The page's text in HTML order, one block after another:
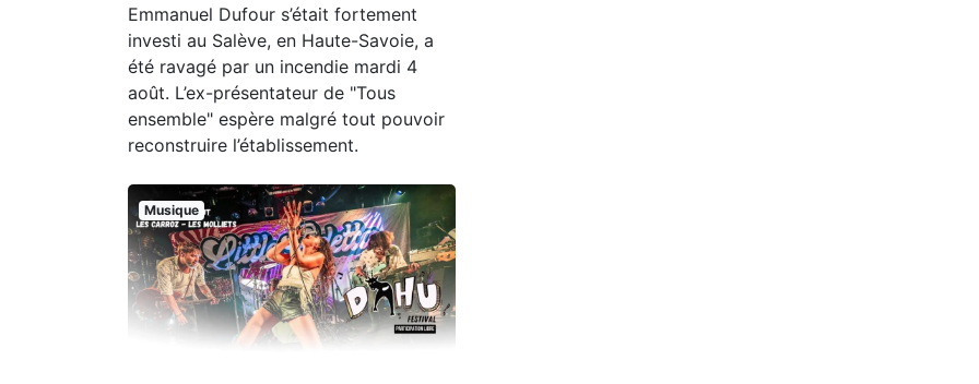
Emmanuel Dufour s’était fortement
investi au Salève, en Haute-Savoie, a
été ravagé par un incendie mardi 4
août. L’ex-présentateur de "Tous
ensemble" espère malgré tout pouvoir
reconstruire l’établissement.
Musique